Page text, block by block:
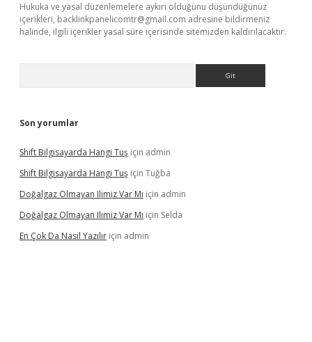
Hukuka ve yasal düzenlemelere aykırı olduğunu düşündüğünüz
içerikleri, backlinkpanelicomtr@gmail.com adresine bildirmeniz
halinde, ilgili içerikler yasal süre içerisinde sitemizden kaldırılacaktır.
Son yorumlar
Shift Bilgisayarda Hangi Tuş için admin
Shift Bilgisayarda Hangi Tuş için Tuğba
Doğalgaz Olmayan Ilimiz Var Mı için admin
Doğalgaz Olmayan Ilimiz Var Mı için Selda
En Çok Da Nasıl Yazılır için admin